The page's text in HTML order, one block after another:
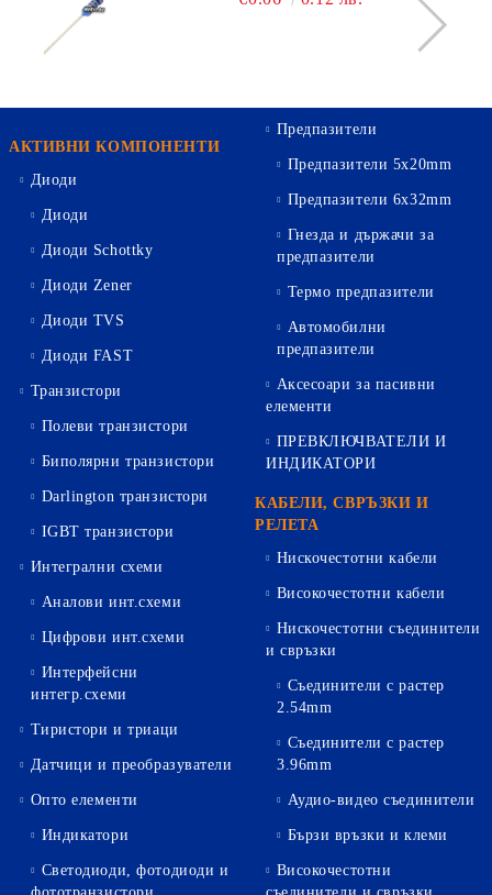
АКТИВНИ КОМПОНЕНТИ
Диоди
Диоди
Диоди Schottky
Диоди Zener
Диоди TVS
Диоди FAST
Транзистори
Полеви транзистори
Биполярни транзистори
Darlington транзистори
IGBT транзистори
Интегрални схеми
Аналови инт.схеми
Цифрови инт.схеми
Интерфейсни
интегр.схеми
Тиристори и триаци
Датчици и преобразуватели
Опто елементи
Индикатори
Светодиоди, фотодиоди и
Предпазители
Предпазители 5х20mm
Предпазители 6х32mm
Гнезда и държачи за
предпазители
Термо предпазители
Автомобилни
предпазители
Аксесоари за пасивни
елементи
ПРЕВКЛЮЧВАТЕЛИ И
ИНДИКАТОРИ
КАБЕЛИ, СВРЪЗКИ И
РЕЛЕТА
Нискочестотни кабели
Високочестотни кабели
Нискочестотни съединители
и свръзки
Съединители с растер
2.54mm
Съединители с растер
3.96mm
Аудио-видео съединители
Бързи връзки и клеми
Високочестотни